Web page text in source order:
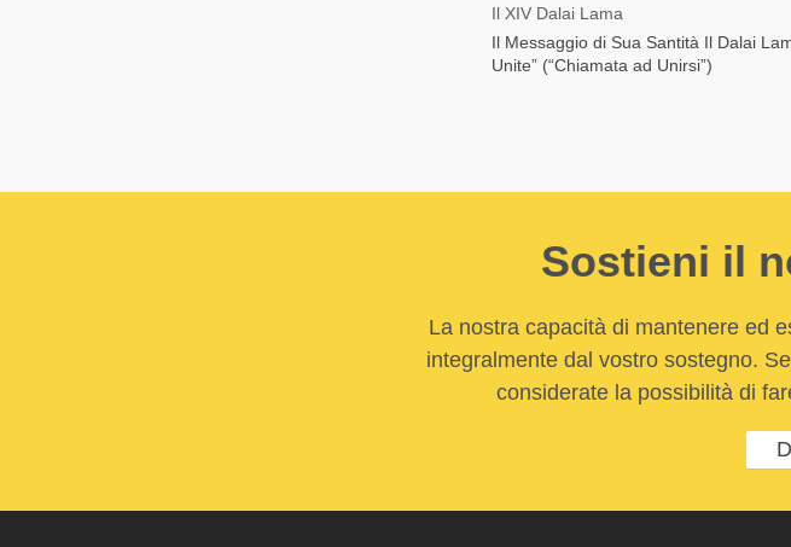
Il XIV Dalai Lama
Il Messaggio di Sua Santità Il Dalai
Unite” (“Chiamata ad Unirsi”)
Sostieni il
La nostra capacità di mantenere ed
integralmente dal vostro sostegno.
considerate la possibilità di